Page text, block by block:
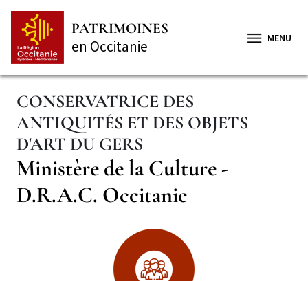
contenu
principal
PATRIMOINES
en Occitanie MENU
CONSERVATRICE DES
ANTIQUITÉS ET DES OBJETS
D'ART DU GERS
Complément
de
titre
Ministère de la Culture -
D.R.A.C. Occitanie